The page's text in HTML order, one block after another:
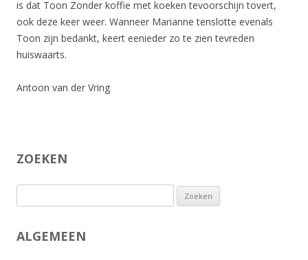
is dat Toon Zonder koffie met koeken tevoorschijn tovert,
ook deze keer weer. Wanneer Marianne tenslotte evenals
Toon zijn bedankt, keert eenieder zo te zien tevreden
huiswaarts.
Antoon van der Vring
ZOEKEN
naar:
ALGEMEEN